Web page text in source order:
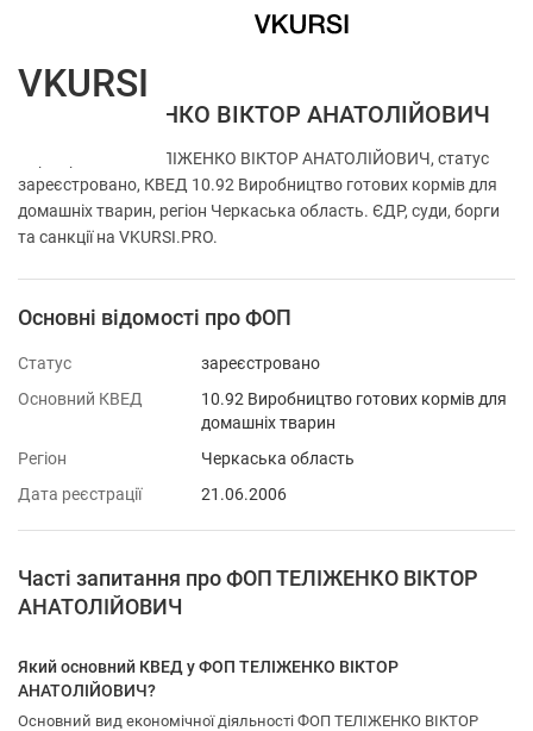
ФОП ТЕЛІЖЕНКО ВІКТОР АНАТОЛІЙОВИЧ
Перевірка ФОП ТЕЛІЖЕНКО ВІКТОР АНАТОЛІЙОВИЧ, статус
зареєстровано, КВЕД 10.92 Виробництво готових кормів для
домашніх тварин, регіон Черкаська область. ЄДР, суди, борги
та санкції на VKURSI.PRO.
Основні відомості про ФОП
Статус
зареєстровано
Основний КВЕД
10.92 Виробництво готових кормів для
домашніх тварин
Регіон
Черкаська область
Дата реєстрації
21.06.2006
Часті запитання про ФОП ТЕЛІЖЕНКО ВІКТОР
АНАТОЛІЙОВИЧ
Який основний КВЕД у ФОП ТЕЛІЖЕНКО ВІКТОР
АНАТОЛІЙОВИЧ?
Основний вид економічної діяльності ФОП ТЕЛІЖЕНКО ВІКТОР
VKURSI